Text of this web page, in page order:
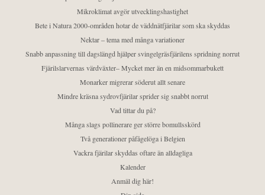
Mikroklimat avgör utvecklingshastighet
Bete i Natura 2000-områden hotar de väddnätfjärilar som ska skyddas
Nektar – tema med många variationer
Snabb anpassning till dagslängd hjälper svingelgräsfjärilens spridning norrut
Fjärilslarvernas värdväxter– Mycket mer än en midsommarbukett
Monarker migrerar söderut allt senare
Mindre kräsna sydrovfjärilar sprider sig snabbt norrut
Vad tittar du på?
Många slags pollinerare ger större bomullsskörd
Två generationer påfågelöga i Belgien
Vackra fjärilar skyddas oftare än alldagliga
Kalender
Anmäl dig här!